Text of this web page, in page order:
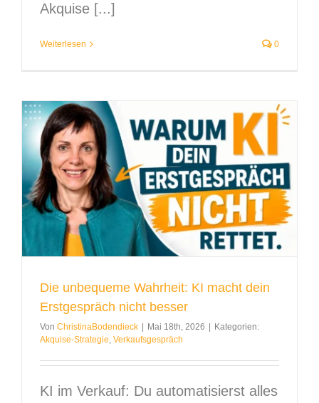
Akquise [...]
Weiterlesen 0
Die unbequeme Wahrheit: KI macht dein
Erstgespräch nicht besser
Von ChristinaBodendieck | Mai 18th, 2026 | Kategorien:
Akquise-Strategie Verkaufsgespräch
KI im Verkauf: Du automatisierst alles